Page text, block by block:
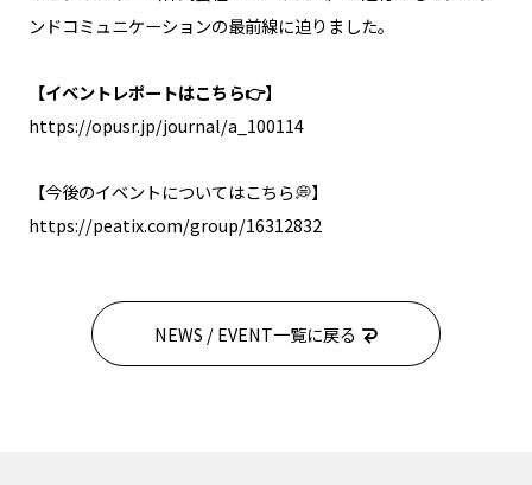
ンドコミュニケーションの最前線に迫りました。
【イベントレポートはこちら👉】
https://opusr.jp/journal/a_100114
【今後のイベントについてはこちら💭】
https://peatix.com/group/16312832
NEWS / EVENT一覧に戻る